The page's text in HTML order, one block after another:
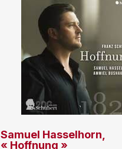
Samuel Hasselhorn,
« Hoffnung »